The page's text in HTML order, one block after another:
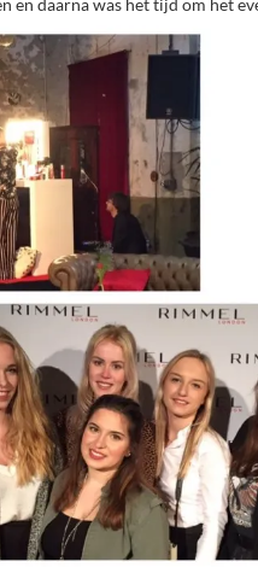
en daarna was het tijd om het